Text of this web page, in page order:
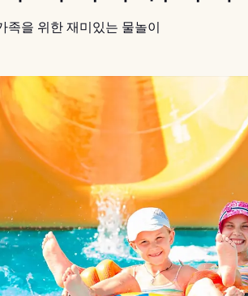
족을 위한 재미있는 물놀이